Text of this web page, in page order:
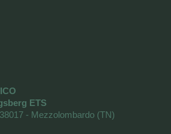
ETS
- Mezzolombardo (TN)